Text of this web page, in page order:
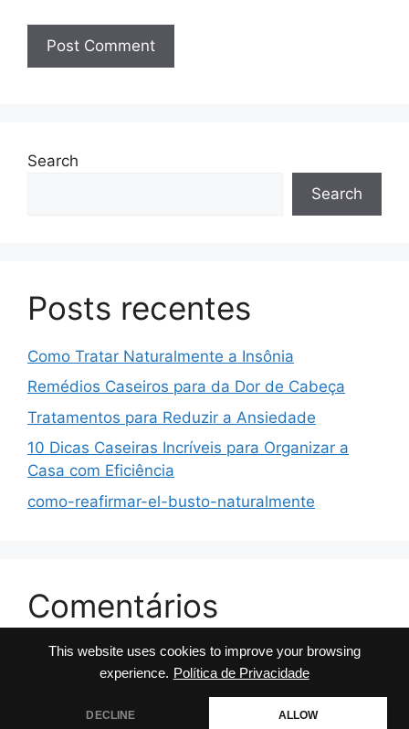
This website uses cookies to improve your browsing
experience. Política de Privacidade
DECLINE ALLOW
Search
Search
Posts recentes
Como Tratar Naturalmente a Insônia
Remédios Caseiros para da Dor de Cabeça
Tratamentos para Reduzir a Ansiedade
10 Dicas Caseiras Incríveis para Organizar a
Casa com Eficiência
como-reafirmar-el-busto-naturalmente
Comentários
No comments to show.